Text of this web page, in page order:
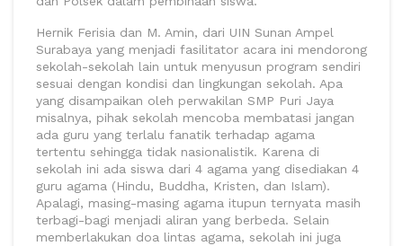
Hernik Ferisia dan M. Amin, dari UIN Sunan Ampel
Surabaya yang menjadi fasilitator acara ini mendorong
sekolah-sekolah lain untuk menyusun program sendiri
sesuai dengan kondisi dan lingkungan sekolah. Apa
yang disampaikan oleh perwakilan SMP Puri Jaya
misalnya, pihak sekolah mencoba membatasi jangan
ada guru yang terlalu fanatik terhadap agama
tertentu sehingga tidak nasionalistik. Karena di
sekolah ini ada siswa dari 4 agama yang disediakan 4
guru agama (Hindu, Buddha, Kristen, dan Islam).
Apalagi, masing-masing agama itupun ternyata masih
terbagi-bagi menjadi aliran yang berbeda. Selain
memberlakukan doa lintas agama, sekolah ini juga